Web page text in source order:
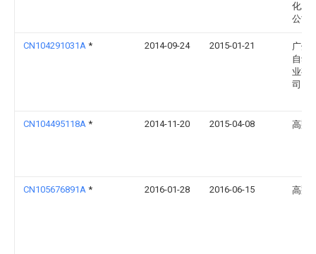
化工
公司
CN104291031A * 2014-09-24 2015-01-21
广州
自动
业有
司
CN104495118A * 2014-11-20 2015-04-08 高翔
CN105676891A * 2016-01-28 2016-06-15 高翔